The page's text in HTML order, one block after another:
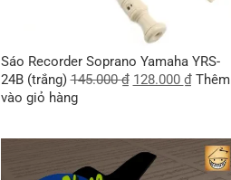
Sáo Recorder Soprano Yamaha YRS-
24B (trắng) 145.000₫ 128.000 ₫ Thêm
vào giỏ hàng